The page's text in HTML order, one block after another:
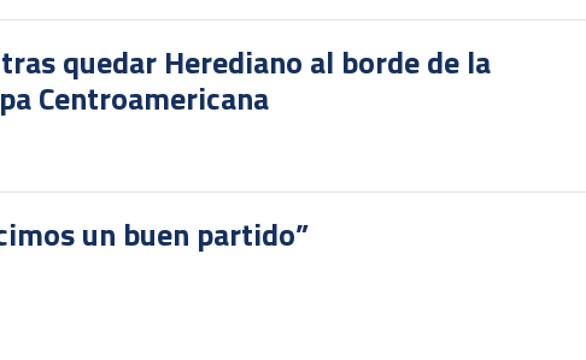
quedar Herediano al borde de la
Centroamericana
un buen partido”